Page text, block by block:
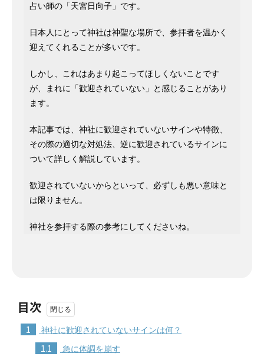
占い師の「天宮日向子」です。
日本人にとって神社は神聖な場所で、参拝者を温かく
迎えてくれることが多いです。
しかし、これはあまり起こってほしくないことです
が、まれに「歓迎されていない」と感じることがあり
ます。
本記事では、神社に歓迎されていないサインや特徴、
その際の適切な対処法、逆に歓迎されているサインに
ついて詳しく解説しています。
歓迎されていないからといって、必ずしも悪い意味と
は限りません。
神社を参拝する際の参考にしてくださいね。
目次
1 神社に歓迎されていないサインは何？
1.1 急に体調を崩す